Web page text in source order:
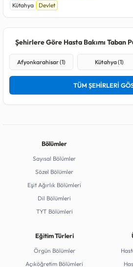
Kütahya Devlet
Şehirlere Göre Hasta Bakımı Taban
Afyonkarahisar (1) Kütahya (1)
TÜM ŞEHİRLERİ
Bölümler
Sayısal Bölümler
Sözel Bölümler
Eşit Ağırlık Bölümleri
Dil Bölümleri
TYT Bölümleri
Eğitim Türleri
Örgün Bölümler
Açıköğretim Bölümleri